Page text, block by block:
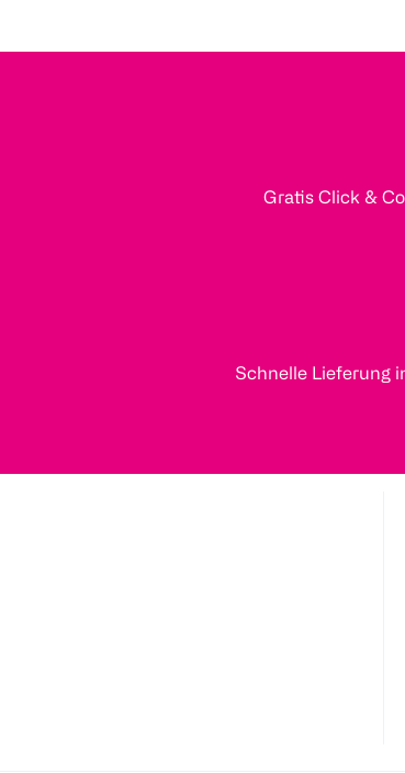
Gratis Click &
Schnelle Lieferung